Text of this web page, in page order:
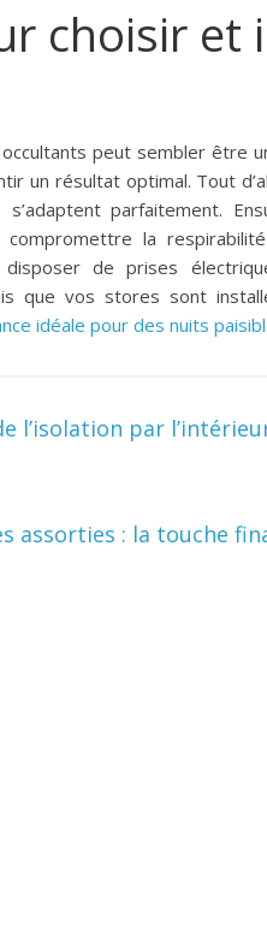
choisir et
peut sembler être
un résultat optimal. Tout
parfaitement.
compromettre la
de prises
que vos stores sont
idéale pour des nuits
l’isolation par
assorties : la touche